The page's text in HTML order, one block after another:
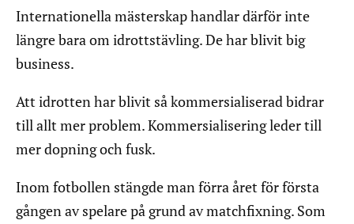
Internationella mästerskap handlar därför inte
längre bara om idrottstävling. De har blivit big
business.
Att idrotten har blivit så kommersialiserad bidrar
till allt mer problem. Kommersialisering leder till
mer dopning och fusk.
Inom fotbollen stängde man förra året för första
gången av spelare på grund av matchfixning. Som